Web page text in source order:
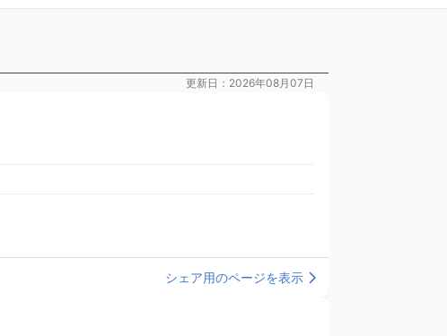
更新日：2026年08月07日
シェア用のページを表示